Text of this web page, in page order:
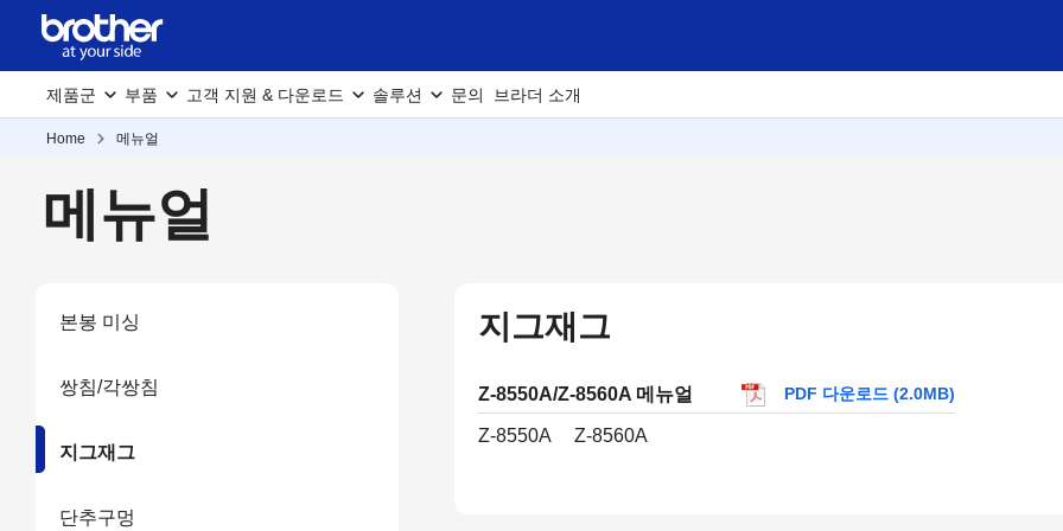
제품군 부품 고객 지원 & 다운로드 솔루션 문의 브라더 소개
Home 메뉴얼
메뉴얼
본봉 미싱
쌍침/각쌍침
지그재그
단추구멍
지그재그
Z-8550A/Z-8560A 메뉴얼 PDF 다운로드 (2.0MB)
Z-8550A Z-8560A